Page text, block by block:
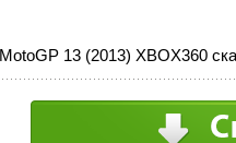
MotoGP 13 (2013) XBOX360